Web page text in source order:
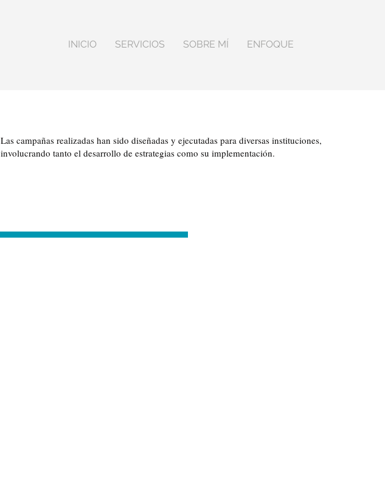
INICIO SERVICIOS SOBRE MÍ ENFOQUE
Las campañas realizadas han sido diseñadas y ejecutadas para diversas instituciones,
involucrando tanto el desarrollo de estrategias como su implementación.